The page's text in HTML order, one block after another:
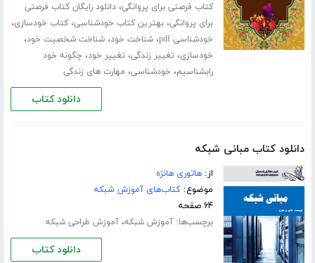
کتاب فرصتی برای پروانگی،دانلود رایگان کتاب فرصتی
برای پروانگی،بهترین کتاب خودشناسی،کتاب خودسازی،
خودشناسی pdf ،شناخت خود،شناخت شخصیت خود،
خودسازی، تغییر زندگی، تغییر خود، چگونه خود
رابشناسیم، خودشناسی، مهارت های زندگی
دانلود کتاب
دانلود کتاب مبانی شبکه
از:هاتوری هانزه
موضوع:کتاب‌های آموزش شبکه
۶۴ صفحه
برچسب‌ها:آموزش شبکه،آموزش طراحی شبکه
دانلود کتاب